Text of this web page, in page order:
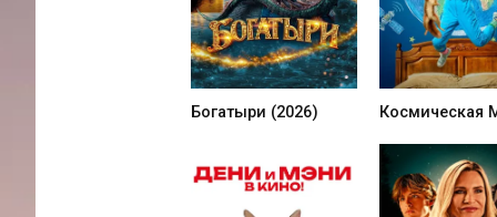
Богатыри (2026)